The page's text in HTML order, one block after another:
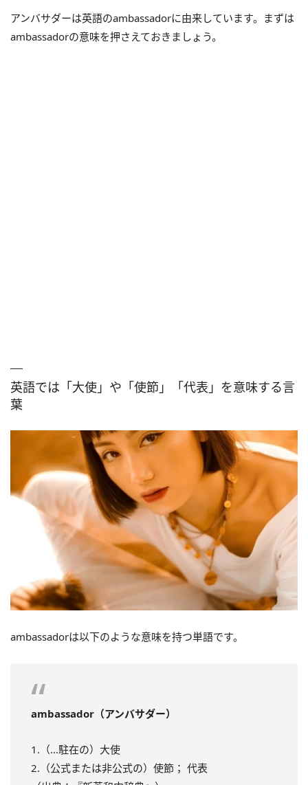
アンバサダーは英語のambassadorに由来しています。まずは
ambassadorの意味を押さえておきましょう。
英語では「大使」や「使節」「代表」を意味する言
葉
ambassadorは以下のような意味を持つ単語です。
ambassador（アンバサダー）
1.（…駐在の）大使
2.（公式または非公式の）使節； 代表